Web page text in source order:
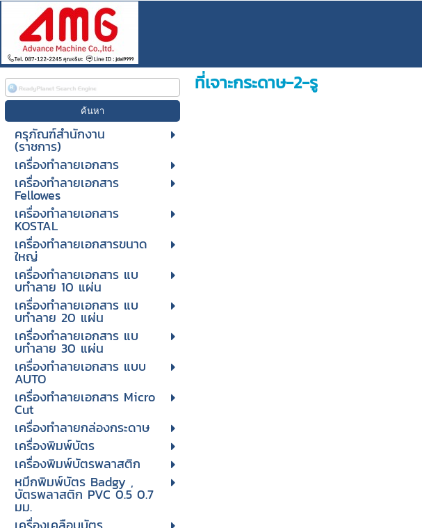
ครุภัณฑ์สำนักงาน
(ราชการ)
เครื่องทำลายเอกสาร
เครื่องทำลายเอกสาร
Fellowes
เครื่องทำลายเอกสาร
KOSTAL
เครื่องทำลายเอกสารขนาด
ใหญ่
เครื่องทําลายเอกสาร แบ
บทําลาย 10 แผ่น
เครื่องทําลายเอกสาร แบ
บทําลาย 20 แผ่น
เครื่องทําลายเอกสาร แบ
บทําลาย 30 แผ่น
เครื่องทำลายเอกสาร แบบ
AUTO
เครื่องทำลายเอกสาร Micro
Cut
เครื่องทำลายกล่องกระดาษ
เครื่องพิมพ์บัตร
เครื่องพิมพ์บัตรพลาสติก
หมึกพิมพ์บัตร Badgy ,
บัตรพลาสติก PVC 0.5 0.7
มม.
ที่เจาะกระดาษ-2-รู